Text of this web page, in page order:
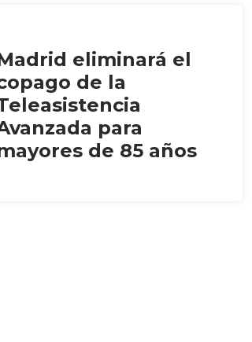
eliminará el
de la
para
de 85 años